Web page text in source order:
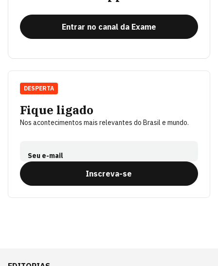
Entrar no canal da Exame
Fique ligado
Nos acontecimentos mais relevantes do Brasil e mundo.
Seu e-mail
Inscreva-se
DESPERTA